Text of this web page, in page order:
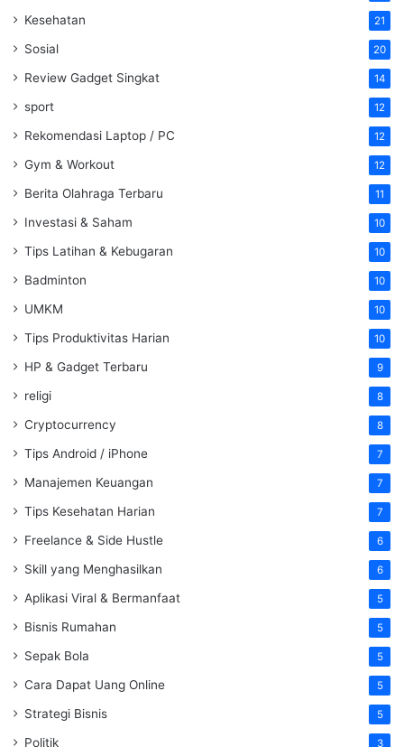
Kesehatan 21
Sosial 20
Review Gadget Singkat 14
sport 12
Rekomendasi Laptop / PC 12
Gym & Workout 12
Berita Olahraga Terbaru 11
Investasi & Saham 10
Tips Latihan & Kebugaran 10
Badminton 10
UMKM 10
Tips Produktivitas Harian 10
HP & Gadget Terbaru 9
religi 8
Cryptocurrency 8
Tips Android / iPhone 7
Manajemen Keuangan 7
Tips Kesehatan Harian 7
Freelance & Side Hustle 6
Skill yang Menghasilkan 6
Aplikasi Viral & Bermanfaat 5
Bisnis Rumahan 5
Sepak Bola 5
Cara Dapat Uang Online 5
Strategi Bisnis 5
Politik 3